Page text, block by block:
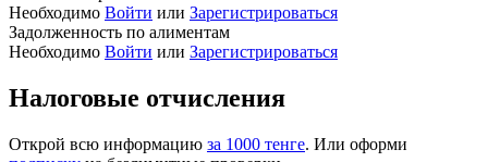
Необходимо Войти или Зарегистрироваться
Задолженность по алиментам
Необходимо Войти или Зарегистрироваться
Налоговые отчисления
Открой всю информацию за 1000 тенге. Или оформи